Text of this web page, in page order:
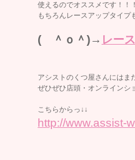
使えるのでオススメです！！
もちろんレースアップタイ
( ＾ｏ＾)→ レー
アシストのくつ屋さんにはま
ぜひぜひ店頭・オンラインシ
こちらからっ↓↓
http://www.assist-